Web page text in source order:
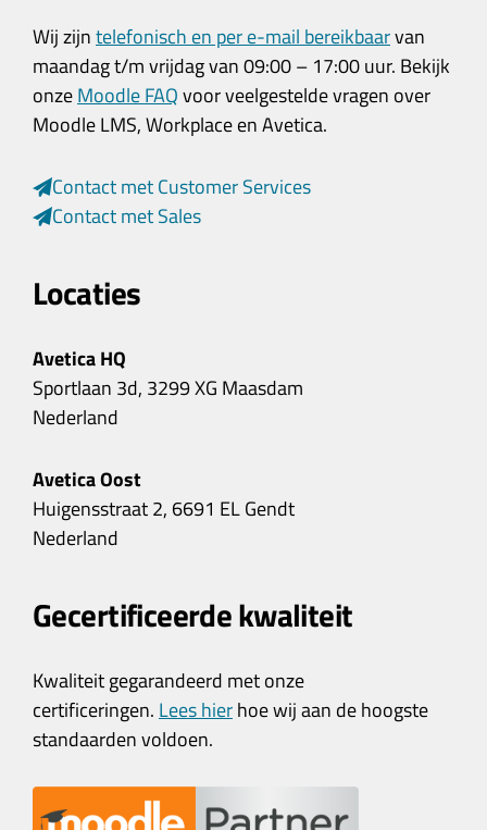
Wij zijntelefonisch en per e-mail bereikbaarvan
maandag t/m vrijdag van 09:00 – 17:00 uur. Bekijk
onzeMoodle FAQvoor veelgestelde vragen over
Moodle LMS, Workplace en Avetica.
Contact met Customer Services
Contact met Sales
Locaties
Avetica HQ
Sportlaan 3d, 3299 XG Maasdam
Nederland
Avetica Oost
Huigensstraat 2, 6691 EL Gendt
Nederland
Gecertificeerde kwaliteit
Kwaliteit gegarandeerd met onze
certificeringen. Lees hierhoe wij aan de hoogste
standaarden voldoen.